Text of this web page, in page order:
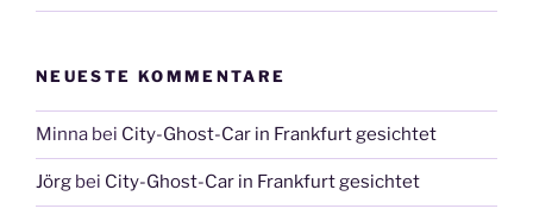
NEUESTE KOMMENTARE
Minna bei City-Ghost-Car in Frankfurt gesichtet
Jörg bei City-Ghost-Car in Frankfurt gesichtet